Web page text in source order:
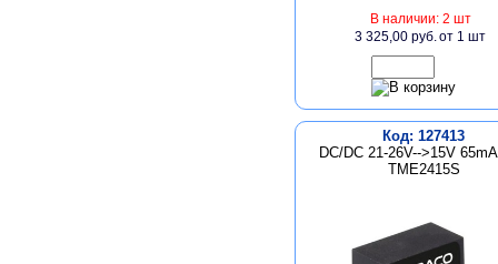
В наличии: 2 шт
3 325,00 руб.от 1 шт
Код: 127413
DC/DC 21-26V-->15V
TME2415S